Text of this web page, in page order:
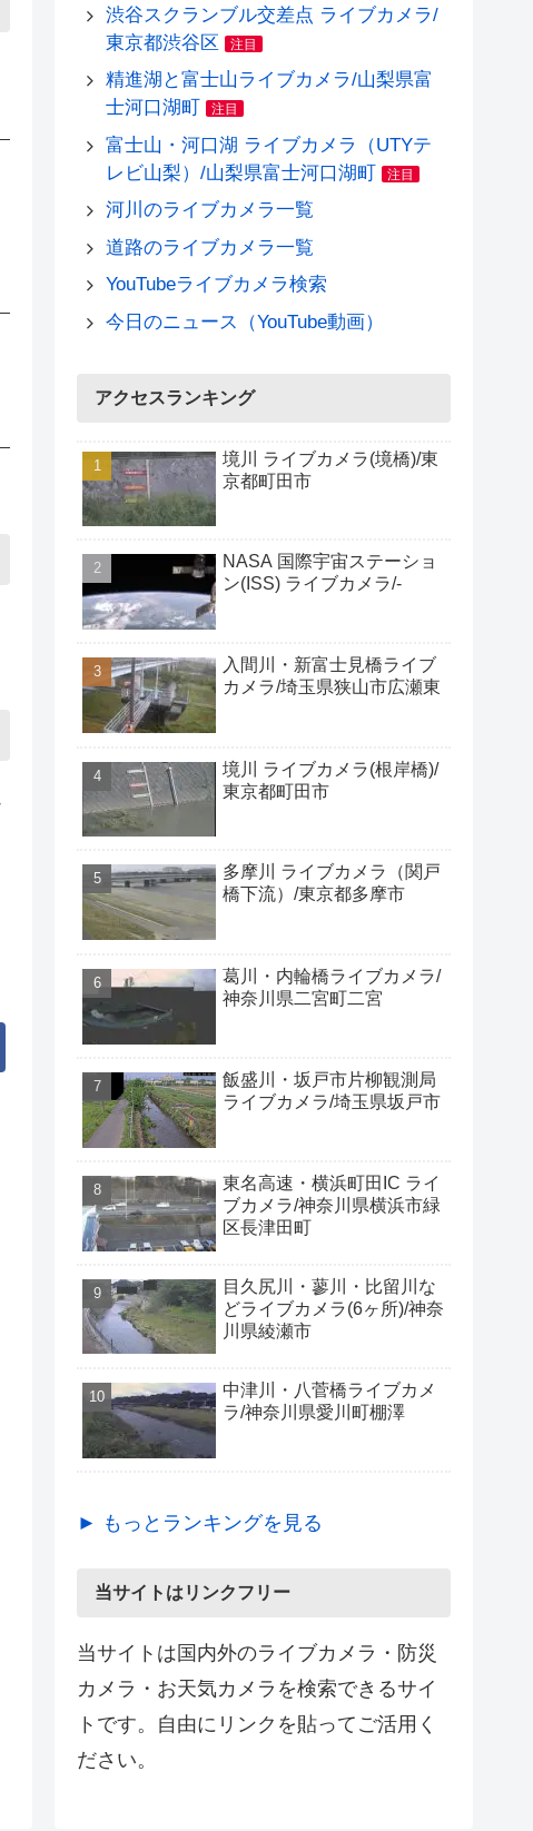
渋谷スクランブル交差点 ライブカメラ/
東京都渋谷区
注目
精進湖と富士山ライブカメラ/山梨県富
士河口湖町
注目
富士山・河口湖 ライブカメラ（UTYテ
レビ山梨）/山梨県富士河口湖町
注目
河川のライブカメラ一覧
道路のライブカメラ一覧
YouTubeライブカメラ検索
今日のニュース（YouTube動画）
アクセスランキング
境川 ライブカメラ(境橋)/東
京都町田市
NASA 国際宇宙ステーショ
ン(ISS) ライブカメラ/-
入間川・新富士見橋ライブ
カメラ/埼玉県狭山市広瀬東
境川 ライブカメラ(根岸橋)/
東京都町田市
多摩川 ライブカメラ（関戸
橋下流）/東京都多摩市
葛川・内輪橋ライブカメラ/
神奈川県二宮町二宮
飯盛川・坂戸市片柳観測局
ライブカメラ/埼玉県坂戸市
東名高速・横浜町田IC ライ
ブカメラ/神奈川県横浜市緑
区長津田町
目久尻川・蓼川・比留川な
どライブカメラ(6ヶ所)/神奈
川県綾瀬市
中津川・八菅橋ライブカメ
ラ/神奈川県愛川町棚澤
► もっとランキングを見る
当サイトはリンクフリー
当サイトは国内外のライブカメラ・防災
カメラ・お天気カメラを検索できるサイ
トです。自由にリンクを貼ってご活用く
ださい。